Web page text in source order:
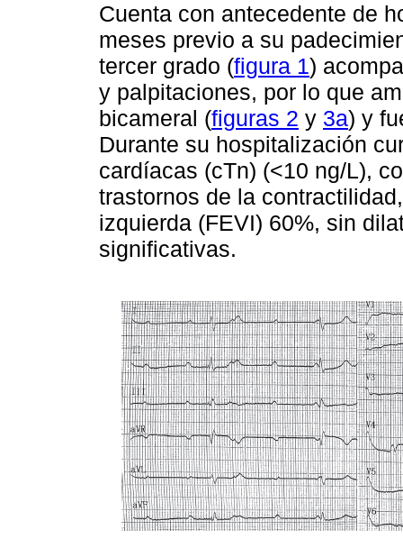
Cuenta con antecedente de
meses previo a su
tercer grado (figura 1)
y palpitaciones, por lo que
bicameral (figuras 2 y 3a) y
Durante su hospitalización
cardíacas (cTn) (<10 ng/L),
trastornos de la
izquierda (FEVI) 60%, sin
significativas.